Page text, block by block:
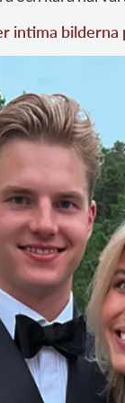
intima bilderna